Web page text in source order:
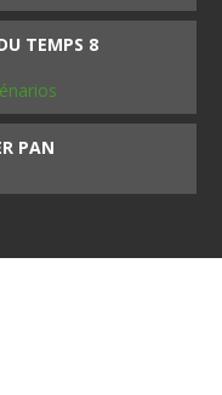
TEMPS 8
PAN